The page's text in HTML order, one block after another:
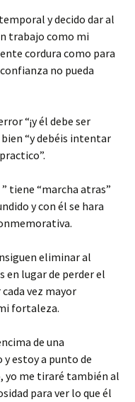
y decido dar al
trabajo como mi
cordura como para
no pueda
“¡y él debe ser
“y debéis intentar
tiene “marcha atras”
y con él se hara
eliminar al
en lugar de perder el
vez mayor
fortaleza.
de una
estoy a punto de
yo me tiraré también al
para ver lo que él